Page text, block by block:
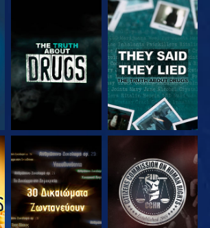
ΠΑΡΑΚΟΛΟΥΘΗΣΤΕ ΠΑΡΑΚΟΛΟΥΘΗΣΤΕ
ΠΑΡΑΚΟΛΟΥΘΗΣΤΕ ΠΑΡΑΚΟΛΟΥΘΗΣΤΕ